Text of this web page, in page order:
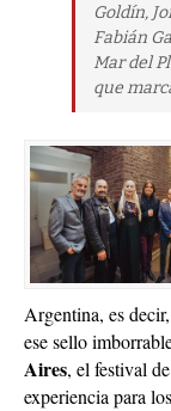
Goldín,
Fabián
Mar del
que
Argentina, es
ese sello
Aires, el festival
experiencia para los